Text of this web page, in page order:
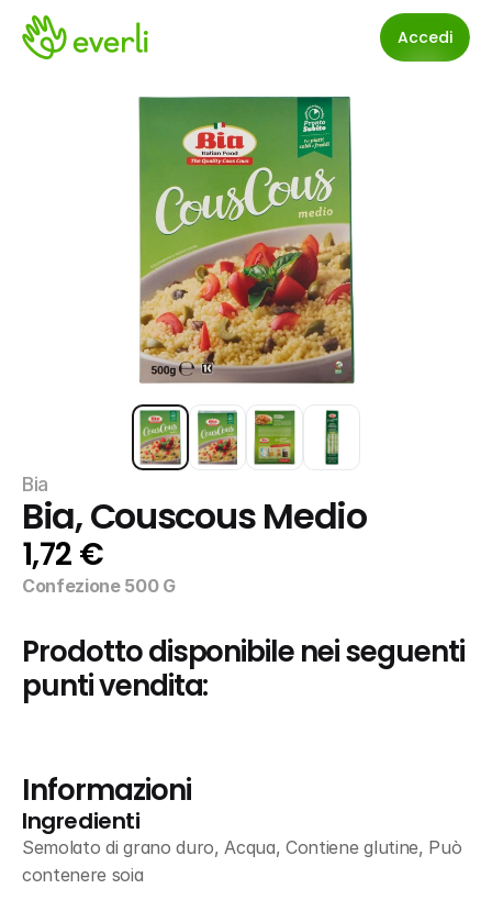
Accedi
Bia
Bia, Couscous Medio
1,72 €
Confezione 500 G
Prodotto disponibile nei seguenti
punti vendita:
Informazioni
Ingredienti
Semolato di grano duro, Acqua, Contiene glutine, Può
contenere soia